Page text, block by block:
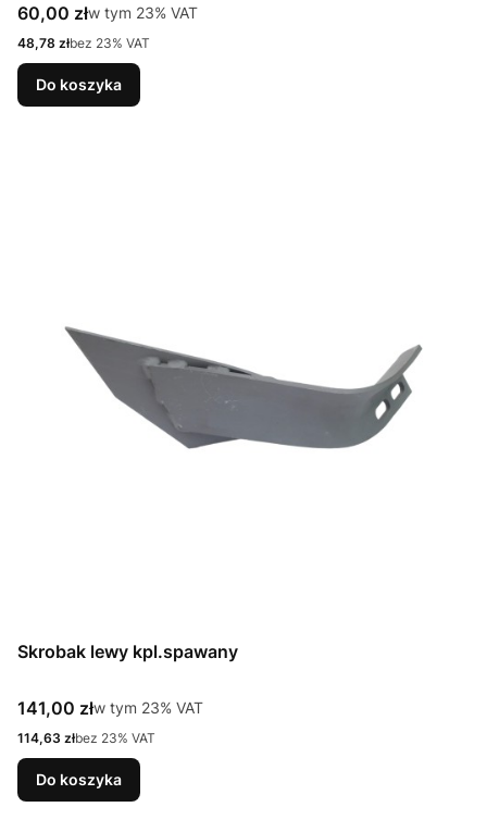
Cena brutto
60,00 złw tym %s VAT
w tym 23% VAT
Cena netto
48,78 złbez 23% VAT
Do koszyka
Skrobak lewy kpl.spawany
Cena brutto
141,00 złw tym %s VAT
w tym 23% VAT
Cena netto
114,63 złbez 23% VAT
Do koszyka